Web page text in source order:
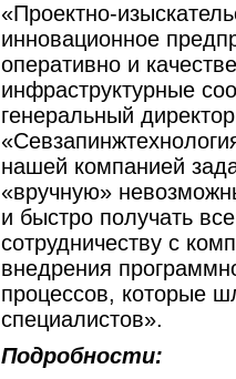
«Проектно-
инновационное
оперативно и
инфраструктурные
генеральный
нашей компанией
«вручную»
и быстро получать
сотрудничеству с
внедрения
процессов, которые
специалистов».
Подробности: